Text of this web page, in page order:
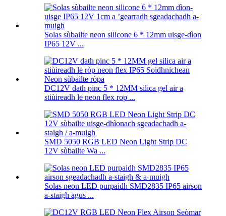
Solas sùbailte neon silicone 6 * 12mm uisge-dìon
IP65 12V ...
DC12V dath pinc 5 * 12MM silica gel air a
stiùireadh le neon flex rop ...
SMD 5050 RGB LED Neon Light Strip DC
12V sùbailte Wa ...
Solas neon LED purpaidh SMD2835 IP65 airson
a-staigh agus ...